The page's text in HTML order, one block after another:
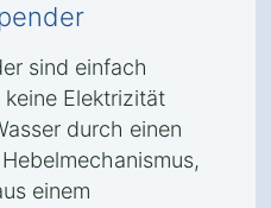
sind einfach
Elektrizität
durch einen
einem